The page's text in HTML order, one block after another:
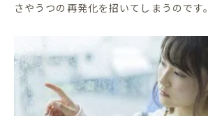
さやうつの再発化を招いてしまうのです。